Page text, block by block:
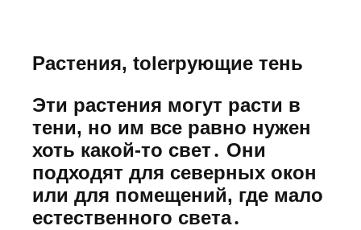
Растения, tolerрующие тень
Эти растения могут расти в
тени, но им все равно нужен
хоть какой-то свет․ Они
подходят для северных окон
или для помещений, где мало
естественного света․